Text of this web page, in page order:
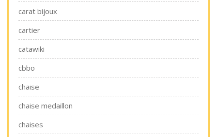
carat bijoux
cartier
catawiki
cbbo
chaise
chaise medaillon
chaises